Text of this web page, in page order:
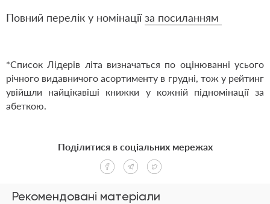
Повний перелік у номінаціїза посиланням
*Список Лідерів літа визначаться по оцінюванні усього
річного видавничого асортименту в грудні, тож у рейтинг
увійшли найцікавіші книжки у кожній підномінації за
абеткою.
Рекомендовані матеріали
Поділитися в соціальних мережах